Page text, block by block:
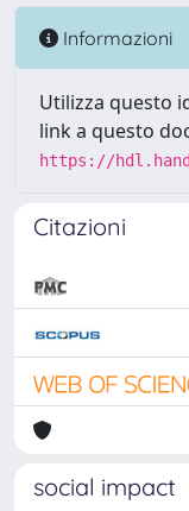
Informazioni
Utilizza questo
link a questo
https://
Citazioni
social impact